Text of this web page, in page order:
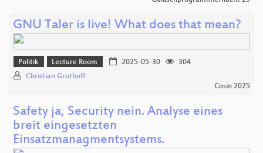
GNU Taler is live! What does that mean?
Politik Lecture Room 2025-05-30
304
Christian Grothoff
Cosin 2025
Safety ja, Security nein. Analyse eines
breit eingesetzten
Einsatzmanagmentsystems.